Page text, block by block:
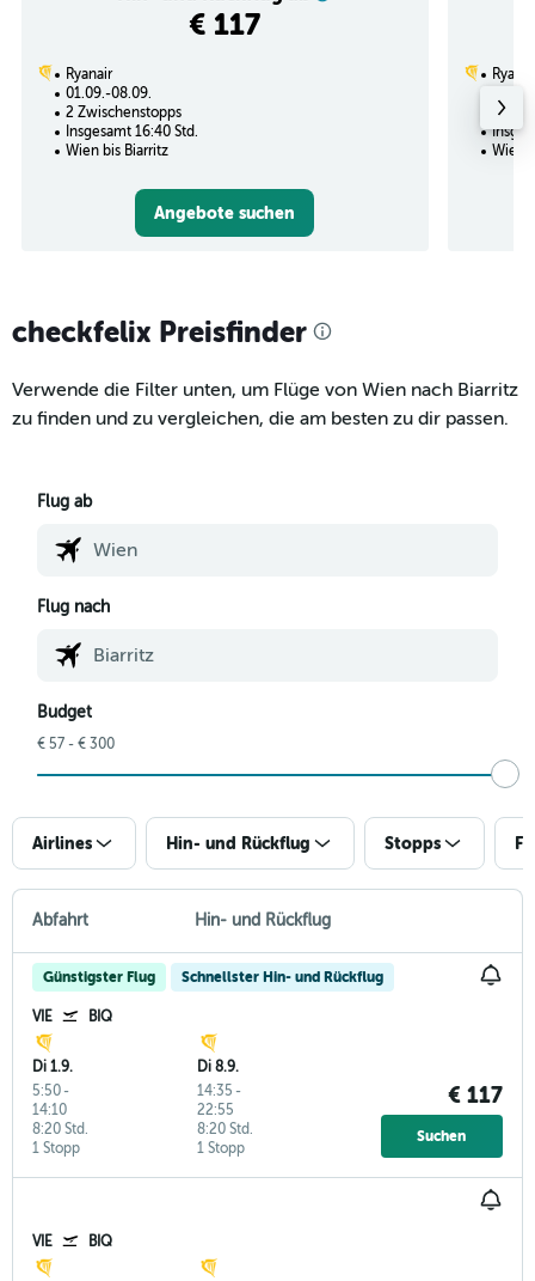
€ 117
Ryanair
01.09.-08.09.
2 Zwischenstopps
Insgesamt 16:40 Std.
Wien bis Biarritz
Angebote suchen
1
Wien
checkfelix Preisfinder
Verwende die Filter unten, um Flüge von Wien nach Biarritz
zu finden und zu vergleichen, die am besten zu dir passen.
Flug ab
Flug nach
Budget
€ 57 - € 300
Airlines Hin- und Rückflug Stopps
Abfahrt Hin- und Rückflug
Günstigster Flug Schnellster Hin- und Rückflug
VIE BIQ
Di 1.9.
5:50-
14:10
1 Stopp
8:20 Std.
Di 8.9.
14:35 -
22:55
1 Stopp
8:20 Std.
€ 117
Suchen
VIE BIQ